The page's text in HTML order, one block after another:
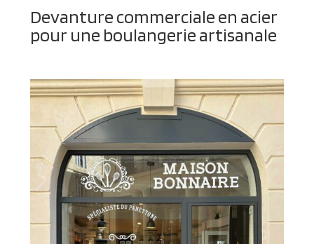
Devanture commerciale en acier
pour une boulangerie artisanale